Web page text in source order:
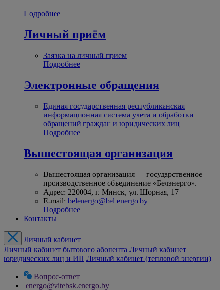
Подробнее
Личный приём
Заявка на личный прием
Подробнее
Электронные обращения
Единая государственная республиканская
информационная система учета и обработки
обращений граждан и юридических лиц
Подробнее
Вышестоящая организация
Вышестоящая организация — государственное
производственное объединение «Белэнерго».
Адрес: 220004, г. Минск, ул. Шорная, 17
E-mail: belenergo@bel.energo.by
Подробнее
Контакты
Личный кабинет
Личный кабинет бытового абонента Личный кабинет
юридических лиц и ИП Личный кабинет (тепловой энергии)
Вопрос-ответ
energo@vitebsk.energo.by